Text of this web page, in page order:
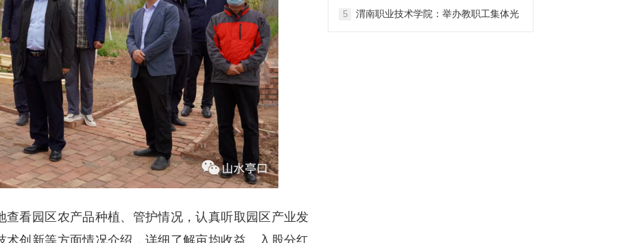
看园区农产品种植、管护情况，认真听取园区产业发
创新等方面情况介绍，详细了解亩均收益、入股分红
5
渭南职业技术学院：举办教职工集体光